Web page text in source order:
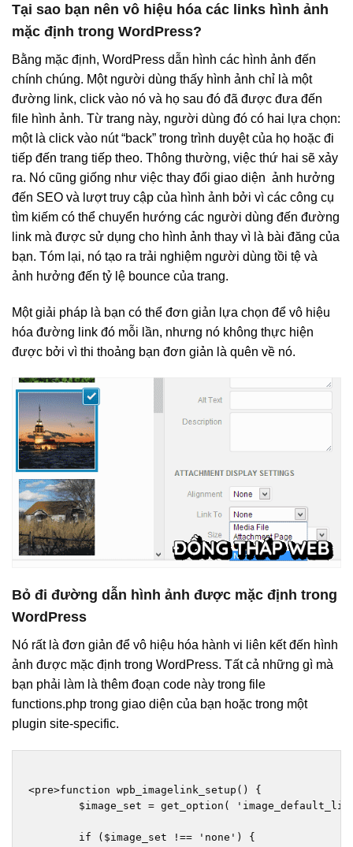
Tại sao bạn nên vô hiệu hóa các links hình ảnh
mặc định trong WordPress?
Bằng mặc định, WordPress dẫn hình các hình ảnh đến
chính chúng. Một người dùng thấy hình ảnh chỉ là một
đường link, click vào nó và họ sau đó đã được đưa đến
file hình ảnh. Từ trang này, người dùng đó có hai lựa chọn:
một là click vào nút “back” trong trình duyệt của họ hoặc đi
tiếp đến trang tiếp theo. Thông thường, việc thứ hai sẽ xảy
ra. Nó cũng giống như việc thay đổi giao diện ảnh hưởng
đến SEO và lượt truy cập của hình ảnh bởi vì các công cụ
tìm kiếm có thể chuyển hướng các người dùng đến đường
link mà được sử dụng cho hình ảnh thay vì là bài đăng của
bạn. Tóm lại, nó tạo ra trải nghiệm người dùng tồi tệ và
ảnh hưởng đến tỷ lệ bounce của trang.
Một giải pháp là bạn có thể đơn giản lựa chọn để vô hiệu
hóa đường link đó mỗi lần, nhưng nó không thực hiện
được bởi vì thi thoảng bạn đơn giản là quên về nó.
Bỏ đi đường dẫn hình ảnh được mặc định trong
WordPress
Nó rất là đơn giản để vô hiệu hóa hành vi liên kết đến hình
ảnh được mặc định trong WordPress. Tất cả những gì mà
bạn phải làm là thêm đoạn code này trong file
functions.php trong giao diện của bạn hoặc trong một
plugin site-specific.
<pre>function wpb_imagelink_setup() {